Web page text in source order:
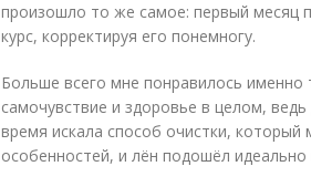
произошло то же самое: первый месяц
курс, корректируя его понемногу.
Больше всего мне понравилось
самочувствие и здоровье в целом,
время искала способ очистки,
особенностей, и лён подошёл